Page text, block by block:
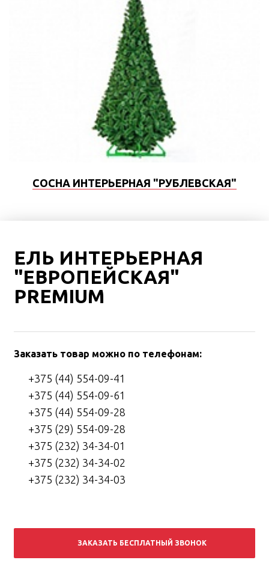
СОСНА ИНТЕРЬЕРНАЯ "РУБЛЕВСКАЯ"
ЕЛЬ ИНТЕРЬЕРНАЯ
"ЕВРОПЕЙСКАЯ"
PREMIUM
Заказать товар можно по телефонам:
+375 (44) 554-09-41
+375 (44) 554-09-61
+375 (44) 554-09-28
+375 (29) 554-09-28
+375 (232) 34-34-01
+375 (232) 34-34-02
+375 (232) 34-34-03
ЗАКАЗАТЬ БЕСПЛАТНЫЙ ЗВОНОК